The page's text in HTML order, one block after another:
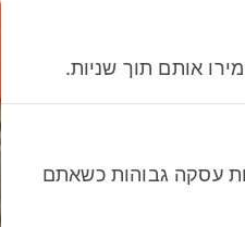
אותם תוך שניות.
עסקה גבוהות כשאתם